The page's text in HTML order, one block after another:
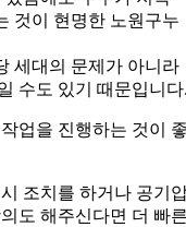
것이 현명한 노원구누
세대의 문제가 아니라
수도 있기 때문입니
업을 진행하는 것이
조치를 하거나 공기
도 해주신다면 더 빠